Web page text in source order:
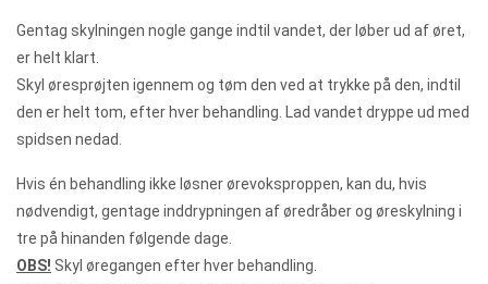
Gentag skylningen nogle gange indtil vandet, der løber ud af øret,
er helt klart.
Skyl øresprøjten igennem og tøm den ved at trykke på den, indtil
den er helt tom, efter hver behandling. Lad vandet dryppe ud med
spidsen nedad.
Hvis én behandling ikke løsner ørevoksproppen, kan du, hvis
nødvendigt, gentage inddrypningen af øredråber og øreskylning i
tre på hinanden følgende dage.
OBS! Skyl øregangen efter hver behandling.